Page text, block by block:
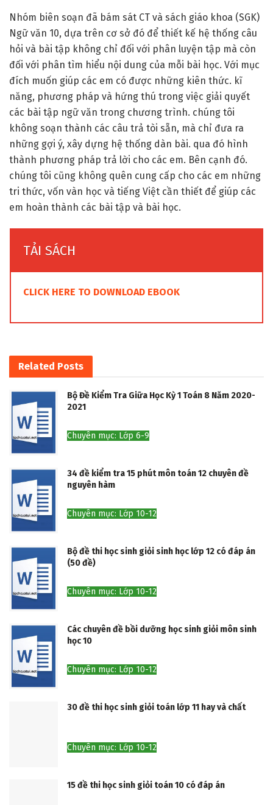
Nhóm biên soạn đã bám sát CT và sách giáo khoa (SGK)
Ngữ văn 10, dựa trên cơ sở đó để thiết kế hệ thống câu
hỏi và bài tập không chỉ đối với phân luyện tập mà còn
đối với phân tìm hiểu nội dung của mỗi bài học. Với mục
đích muốn giúp các em có được những kiên thức. kĩ
năng, phương pháp và hứng thú trong việc giải quyết
các bài tập ngữ văn trong chương trình. chúng tôi
không soạn thành các câu trả tòi sẵn, mà chỉ đưa ra
những gợi ý, xây dựng hệ thống dàn bài. qua đó hình
thành phương pháp trả lời cho các em. Bên cạnh đó.
chúng tôi cũng không quên cung cấp cho các em những
tri thức, vốn vàn học và tiếng Việt cần thiết để giúp các
em hoàn thành các bài tập và bài học.
TẢI SÁCH
CLICK HERE TO DOWNLOAD EBOOK
Related Posts
Bộ Đề Kiểm Tra Giữa Học Kỳ 1 Toán 8 Năm 2020-
2021
Chuyên mục: Lớp 6-9
34 đề kiểm tra 15 phút môn toán 12 chuyên đề
nguyên hàm
Chuyên mục: Lớp 10-12
Bộ đề thi học sinh giỏi sinh học lớp 12 có đáp án
(50 đề)
Chuyên mục: Lớp 10-12
Các chuyên đề bồi dưỡng học sinh giỏi môn sinh
học 10
Chuyên mục: Lớp 10-12
30 đề thi học sinh giỏi toán lớp 11 hay và chất
Chuyên mục: Lớp 10-12
15 đề thi học sinh giỏi toán 10 có đáp án